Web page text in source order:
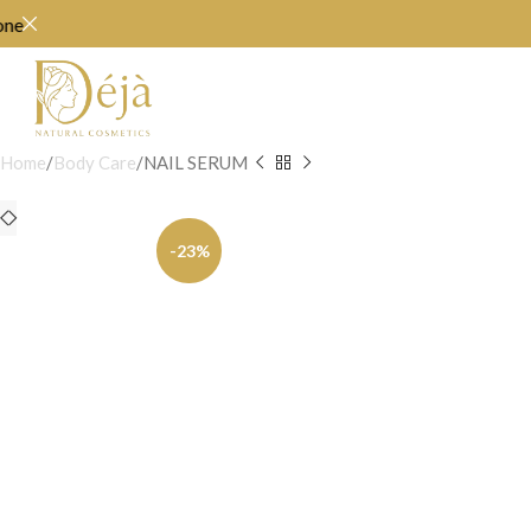
Home Body Care NAIL SERUM
-23%